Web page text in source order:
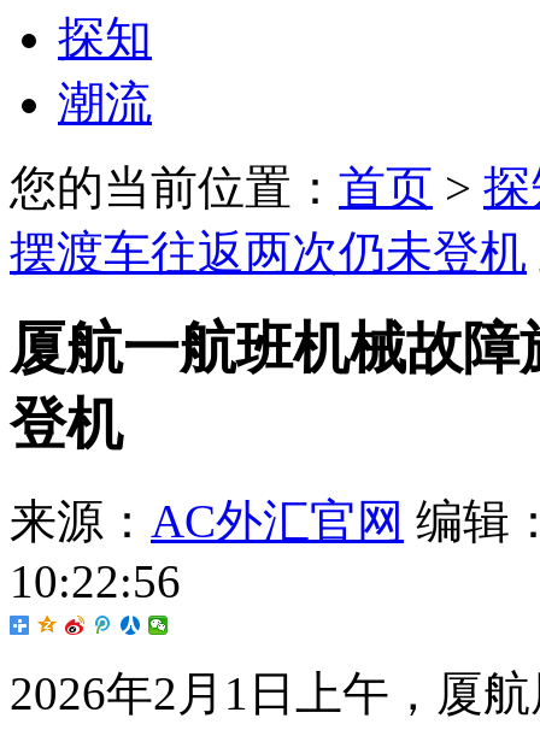
探知
潮流
您的当前位置： 首页 >
摆渡车往返两次仍未登机
厦航一航班机械故
登机
来源： AC外汇官网 编辑
10:22:56
2026年2月1日上午，厦